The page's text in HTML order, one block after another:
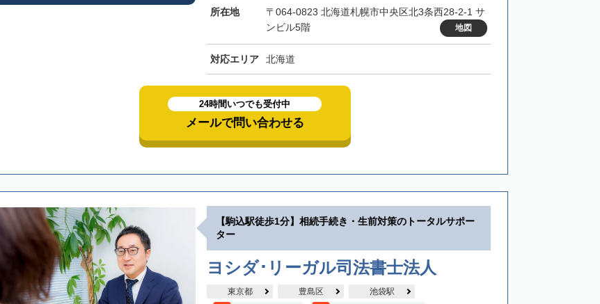
所在地
〒064-0823 北海道札幌市中央区北3条西28-2-1 サ
ンビル5階
地図
対応エリア 北海道
24時間いつでも受付中
メールで問い合わせる
【駒込駅徒歩1分】相続手続き・生前対策のトータルサポー
ター
ヨシダ･リーガル司法書士法人
東京都 豊島区 池袋駅